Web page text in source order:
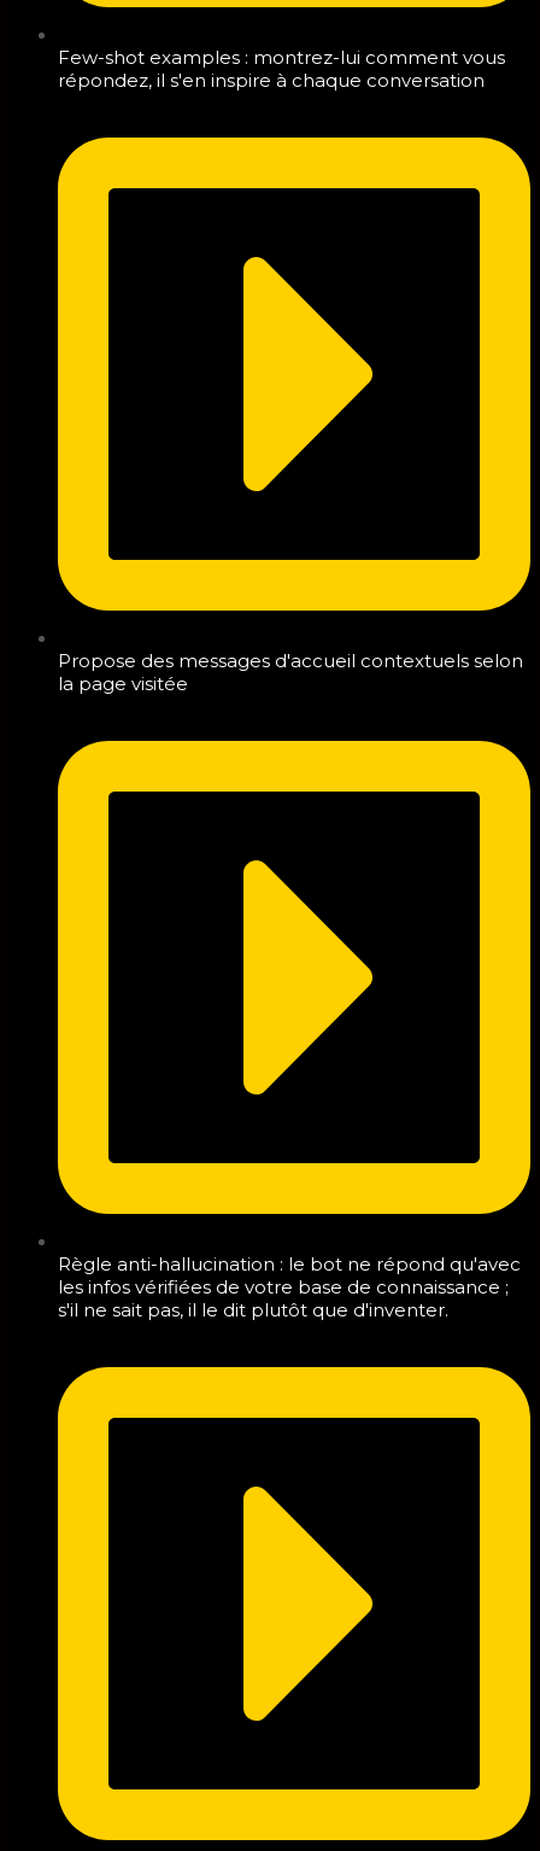
Few-shot examples : montrez-lui comment vous
répondez, il s'en inspire à chaque conversation
Propose des messages d'accueil contextuels selon
la page visitée
Règle anti-hallucination : le bot ne répond qu'avec
les infos vérifiées de votre base de connaissance ;
s'il ne sait pas, il le dit plutôt que d'inventer.